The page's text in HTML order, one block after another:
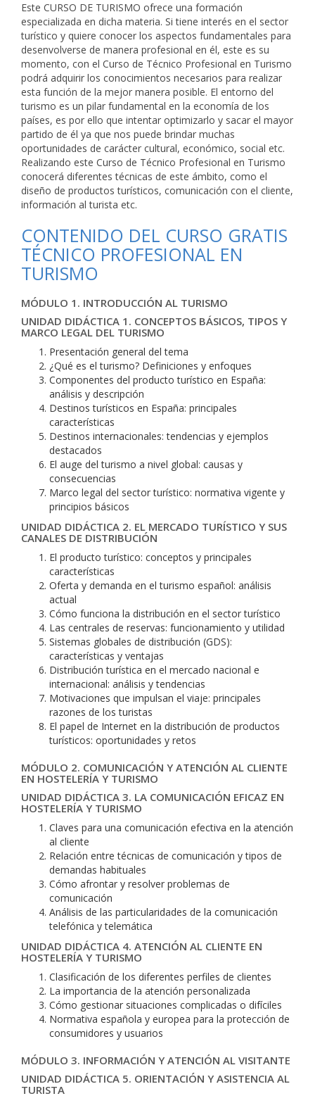
Este CURSO DE TURISMO ofrece una formación
especializada en dicha materia. Si tiene interés en el sector
turístico y quiere conocer los aspectos fundamentales para
desenvolverse de manera profesional en él, este es su
momento, con el Curso de Técnico Profesional en Turismo
podrá adquirir los conocimientos necesarios para realizar
esta función de la mejor manera posible. El entorno del
turismo es un pilar fundamental en la economía de los
países, es por ello que intentar optimizarlo y sacar el mayor
partido de él ya que nos puede brindar muchas
oportunidades de carácter cultural, económico, social etc.
Realizando este Curso de Técnico Profesional en Turismo
conocerá diferentes técnicas de este ámbito, como el
diseño de productos turísticos, comunicación con el cliente,
información al turista etc.
CONTENIDO DEL CURSO GRATIS
TÉCNICO PROFESIONAL EN
TURISMO
MÓDULO 1. INTRODUCCIÓN AL TURISMO
UNIDAD DIDÁCTICA 1. CONCEPTOS BÁSICOS, TIPOS Y
MARCO LEGAL DEL TURISMO
Presentación general del tema
¿Qué es el turismo? Definiciones y enfoques
Componentes del producto turístico en España:
análisis y descripción
Destinos turísticos en España: principales
características
Destinos internacionales: tendencias y ejemplos
destacados
El auge del turismo a nivel global: causas y
consecuencias
Marco legal del sector turístico: normativa vigente y
principios básicos
UNIDAD DIDÁCTICA 2. EL MERCADO TURÍSTICO Y SUS
CANALES DE DISTRIBUCIÓN
El producto turístico: conceptos y principales
características
Oferta y demanda en el turismo español: análisis
actual
Cómo funciona la distribución en el sector turístico
Las centrales de reservas: funcionamiento y utilidad
Sistemas globales de distribución (GDS):
características y ventajas
Distribución turística en el mercado nacional e
internacional: análisis y tendencias
Motivaciones que impulsan el viaje: principales
razones de los turistas
El papel de Internet en la distribución de productos
turísticos: oportunidades y retos
MÓDULO 2. COMUNICACIÓN Y ATENCIÓN AL CLIENTE
EN HOSTELERÍA Y TURISMO
UNIDAD DIDÁCTICA 3. LA COMUNICACIÓN EFICAZ EN
HOSTELERÍA Y TURISMO
Claves para una comunicación efectiva en la atención
al cliente
Relación entre técnicas de comunicación y tipos de
demandas habituales
Cómo afrontar y resolver problemas de
comunicación
Análisis de las particularidades de la comunicación
telefónica y telemática
UNIDAD DIDÁCTICA 4. ATENCIÓN AL CLIENTE EN
HOSTELERÍA Y TURISMO
Clasificación de los diferentes perfiles de clientes
La importancia de la atención personalizada
Cómo gestionar situaciones complicadas o difíciles
Normativa española y europea para la protección de
consumidores y usuarios
MÓDULO 3. INFORMACIÓN Y ATENCIÓN AL VISITANTE
UNIDAD DIDÁCTICA 5. ORIENTACIÓN Y ASISTENCIA AL
TURISTA